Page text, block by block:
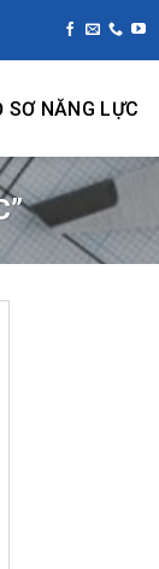
SƠ NĂNG LỰC